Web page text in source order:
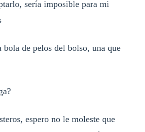
sería imposible para mi
bola de pelos del bolso, una que
espero no le moleste que